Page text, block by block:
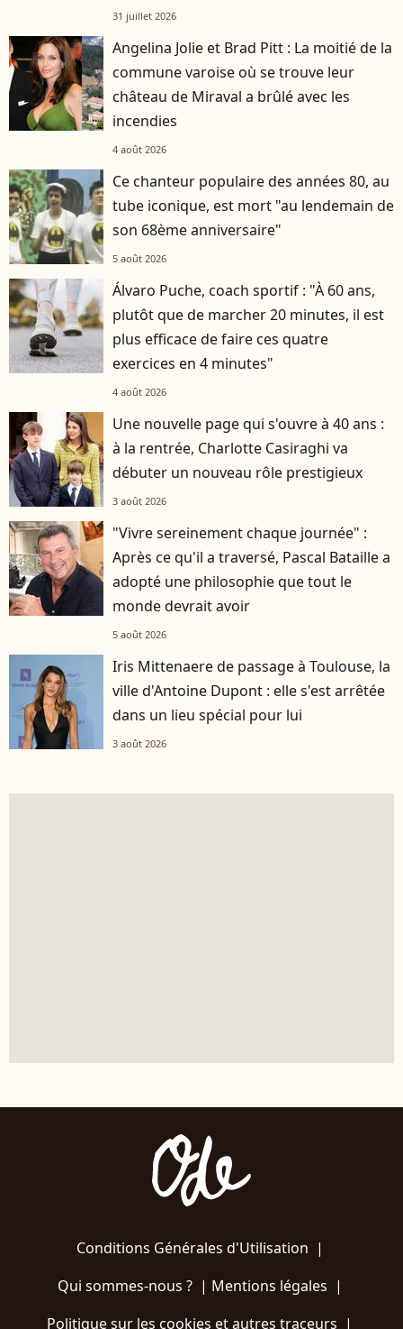
31 juillet 2026
Angelina Jolie et Brad Pitt : La moitié de la
commune varoise où se trouve leur
château de Miraval a brûlé avec les
incendies
4 août 2026
Ce chanteur populaire des années 80, au
tube iconique, est mort "au lendemain de
son 68ème anniversaire"
5 août 2026
Álvaro Puche, coach sportif : "À 60 ans,
plutôt que de marcher 20 minutes, il est
plus efficace de faire ces quatre
exercices en 4 minutes"
4 août 2026
Une nouvelle page qui s'ouvre à 40 ans :
à la rentrée, Charlotte Casiraghi va
débuter un nouveau rôle prestigieux
3 août 2026
"Vivre sereinement chaque journée" :
Après ce qu'il a traversé, Pascal Bataille a
adopté une philosophie que tout le
monde devrait avoir
5 août 2026
Iris Mittenaere de passage à Toulouse, la
ville d'Antoine Dupont : elle s'est arrêtée
dans un lieu spécial pour lui
3 août 2026
Conditions Générales d'Utilisation |
Qui sommes-nous ?| Mentions légales |
Politique sur les cookies et autres traceurs |